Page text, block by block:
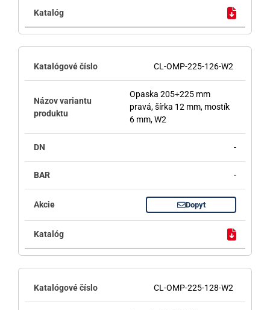
CL-OMP-225-126-W2
Opaska 205÷225 mm
pravá, šírka 12 mm, mostík
6 mm, W2
-
-
Dopyt
CL-OMP-225-128-W2